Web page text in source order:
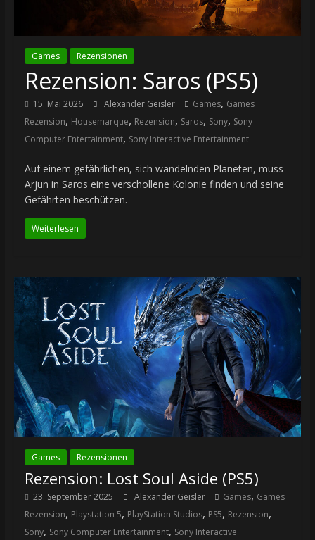
Games Rezensionen
Rezension: Saros (PS5)
15. Mai 2026 Alexander Geisler Games, Games
Rezension, Housemarque, Rezension, Saros, Sony, Sony
Computer Entertainment, Sony Interactive Entertainment
Auf einem gefährlichen, sich wandelnden Planeten, muss
Arjun in Saros eine verschollene Kolonie finden und seine
Gefährten beschützen.
Weiterlesen
Games Rezensionen
Rezension: Lost Soul Aside (PS5)
23. September 2025 Alexander Geisler Games, Games
Rezension, Playstation 5, PlayStation Studios, PS5, Rezension,
Sony, Sony Computer Entertainment, Sony Interactive